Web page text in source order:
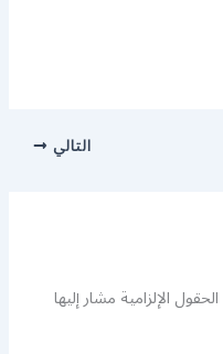
التالي
الحقول الإلزامية مشار إليها